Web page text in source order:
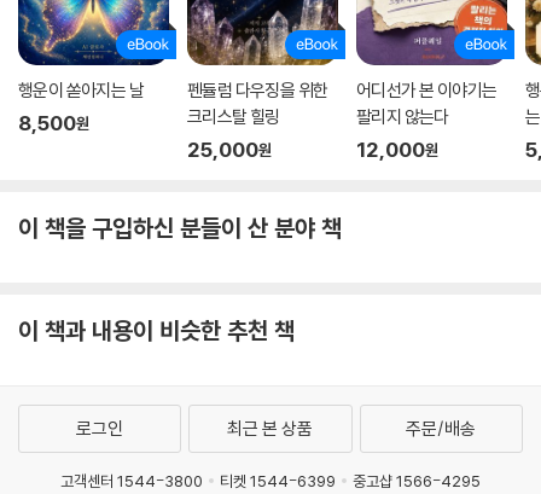
행운이 쏟아지는 날
8,500원
펜듈럼 다우징을 위한
크리스탈 힐링
25,000원
어디선가 본 이야기는
팔리지 않는다
12,000원
이 책을 구입하신 분들이 산 분야 책
이 책과 내용이 비슷한 추천 책
로그인 최근 본 상품 주문/배송
고객센터 1544-3800 티켓 1544-6399
중고샵 1566-4295